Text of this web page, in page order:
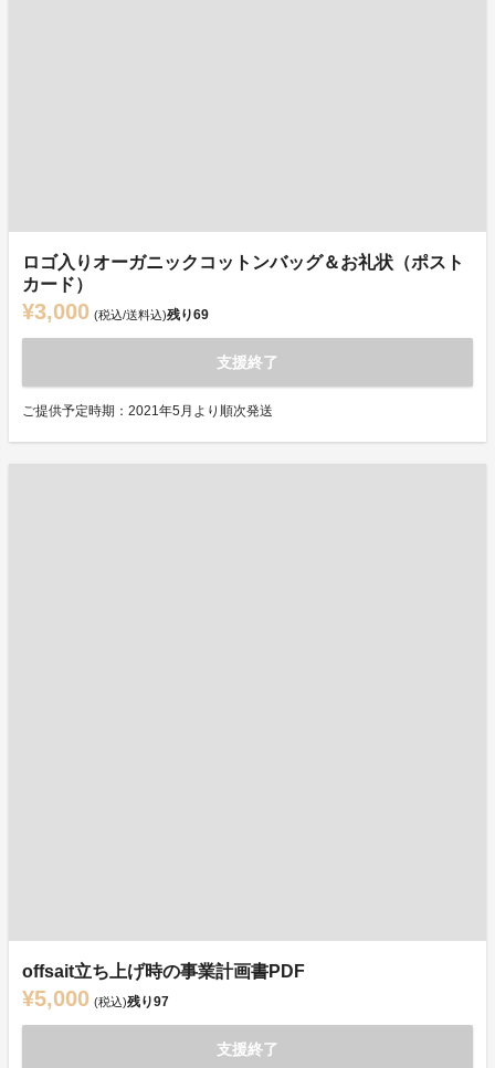
ロゴ入りオーガニックコットンバッグ＆お礼状（ポスト
カード）
¥3,000 (税込/送料込)残り69
支援終了
ご提供予定時期：2021年5月より順次発送
offsait立ち上げ時の事業計画書PDF
¥5,000 (税込)残り97
支援終了